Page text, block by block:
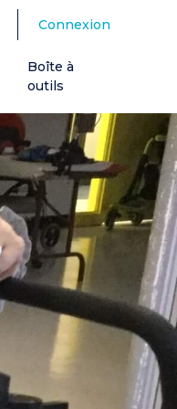
Connexion
Boîte à
outils